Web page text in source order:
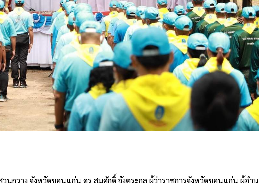
วนกวาง จังหวัดขอนแก่น ดร.สมศักดิ์จังตระกุล ผู้ว่าราชการจังหวัดขอนแก่น ผู้อำ